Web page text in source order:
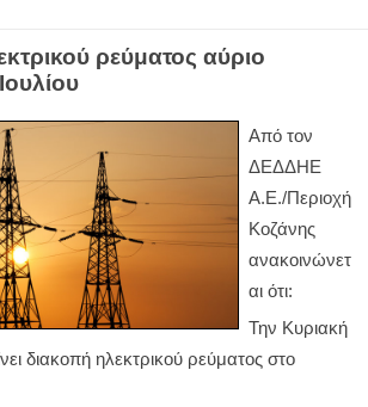
ρεύματος αύριο
Από τον
ΔΕΔΔΗΕ
Α.Ε./Περιοχή
Κοζάνης
ανακοινώνετ
αι ότι:
Την Κυριακή
διακοπή ηλεκτρικού ρεύματος στο